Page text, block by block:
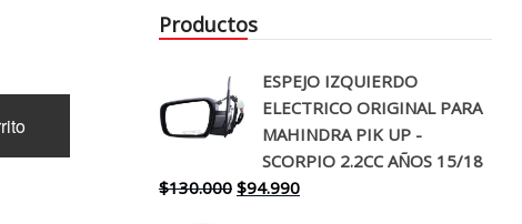
Productos
ESPEJO IZQUIERDO
ELECTRICO ORIGINAL PARA
MAHINDRA PIK UP -
SCORPIO 2.2CC AÑOS 15/18
$130.000 El
$94.990El